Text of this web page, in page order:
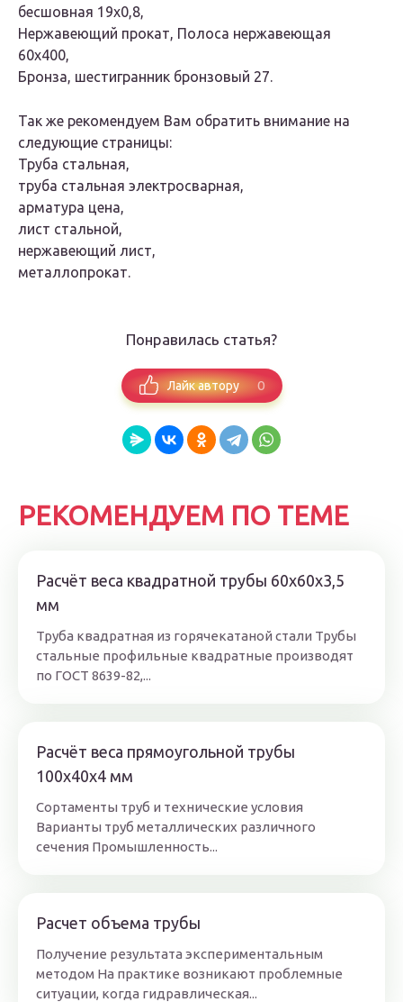
бесшовная 19х0,8,
Нержавеющий прокат, Полоса нержавеющая
60х400,
Бронза, шестигранник бронзовый 27.
Так же рекомендуем Вам обратить внимание на
следующие страницы:
Труба стальная,
труба стальная электросварная,
арматура цена,
лист стальной,
нержавеющий лист,
металлопрокат.
Понравилась статья?
Лайк автору 0
РЕКОМЕНДУЕМ ПО ТЕМЕ
Расчёт веса квадратной трубы 60х60х3,5
мм
Труба квадратная из горячекатаной стали Трубы
стальные профильные квадратные производят
по ГОСТ 8639-82,...
Расчёт веса прямоугольной трубы
100х40х4 мм
Сортаменты труб и технические условия
Варианты труб металлических различного
сечения Промышленность...
Расчет объема трубы
Получение результата экспериментальным
методом На практике возникают проблемные
ситуации, когда гидравлическая...